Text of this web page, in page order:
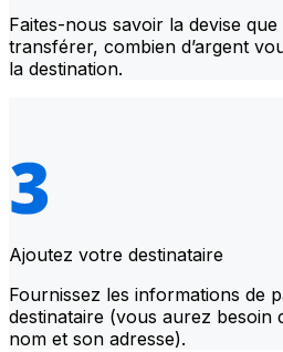
Faites-nous savoir la devise
transférer, combien d’argent
la destination.
Ajoutez votre destinataire
Fournissez les informations de
destinataire (vous aurez besoin
nom et son adresse).